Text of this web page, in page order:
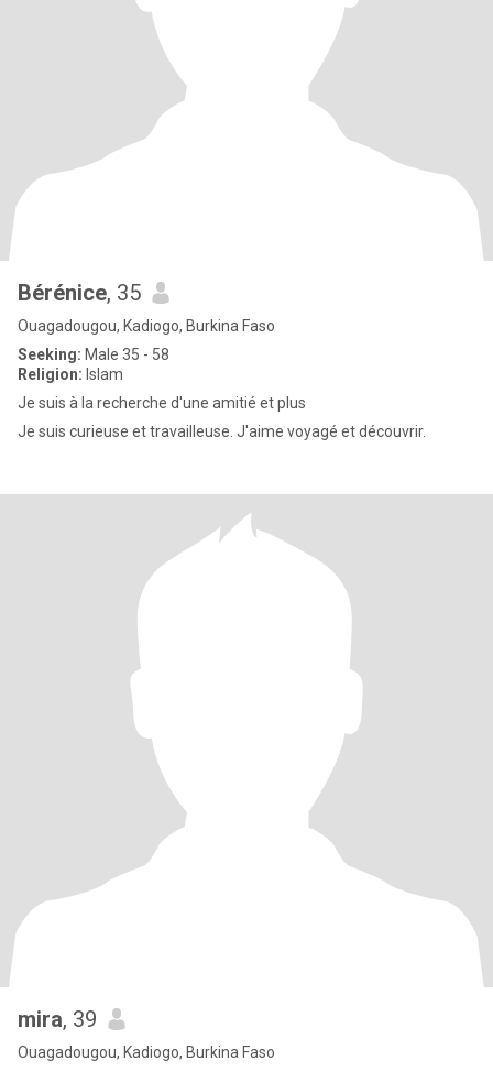
Bérénice, 35
Ouagadougou, Kadiogo, Burkina Faso
Seeking: Male 35 - 58
Religion: Islam
Je suis à la recherche d'une amitié et plus
Je suis curieuse et travailleuse. J'aime voyagé et découvrir.
mira, 39
Ouagadougou, Kadiogo, Burkina Faso